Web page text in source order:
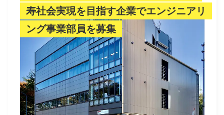
寿社会実現を目指す企業でエンジニアリ
ング事業部員を募集